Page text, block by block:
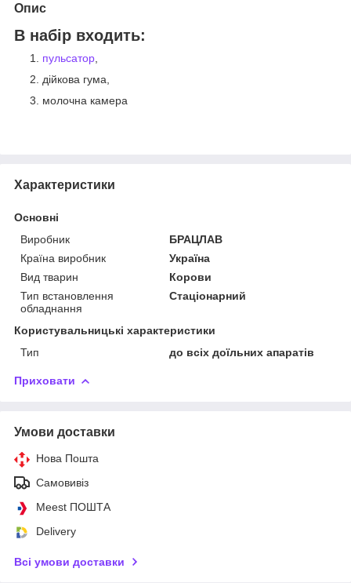
Опис
В набір входить:
пульсатор
дійкова гума,
молочна камера
Характеристики
Основні
Виробник
БРАЦЛАВ
Країна виробник
Україна
Вид тварин
Корови
Тип встановлення
обладнання
Стаціонарний
Користувальницькі характеристики
Тип
до всіх доїльних апаратів
Приховати
Умови доставки
Нова Пошта
Самовивіз
Meest ПОШТА
Delivery
Всі умови доставки